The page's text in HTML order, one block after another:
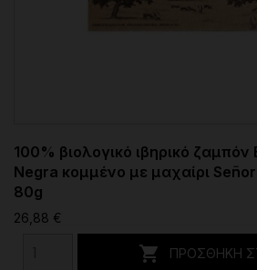
100% βιολογικό ιβηρικό
Negra κομμένο με μαχαίρι
80g
26,88 €
 ΠΡΟΣΘΉΚΗ